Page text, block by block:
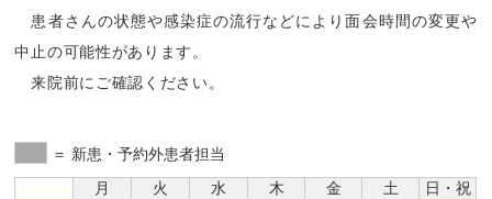
患者さんの状態や感染症の流行などにより面会時間の変更や
中止の可能性があります。
来院前にご確認ください。
＝ 新患・予約外患者担当
月
火 水 木 金 土 日・祝